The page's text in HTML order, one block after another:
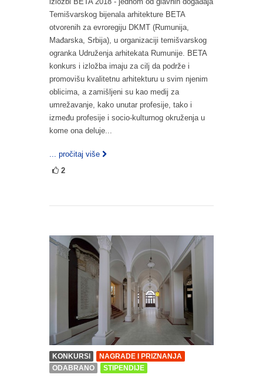
Temišvarskog bijenala arhitekture BETA
otvorenih za evroregiju DKMT (Rumunija,
Mađarska, Srbija), u organizaciji temišvarskog
ogranka Udruženja arhitekata Rumunije. BETA
konkurs i izložba imaju za cilj da podrže i
promovišu kvalitetnu arhitekturu u svim njenim
oblicima, a zamišljeni su kao medij za
umrežavanje, kako unutar profesije, tako i
između profesije i socio-kulturnog okruženja u
kome ona deluje...
... pročitaj više
2
KONKURSI
NAGRADE I PRIZNANJA
ODABRANO
STIPENDIJE